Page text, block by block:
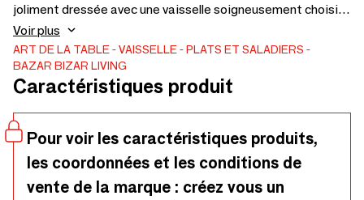
joliment dressée avec une vaisselle soigneusement choisie.
Nous aimons le design épuré et élégant de notre vaisselle
multifonction en teck. Idéale pour servir vos tapas, entrées
ou en-cas préférés. Que vous organisiez un moment
convivial ou une soirée sophistiquée, cette assiette est
qu’appétissante. Les dimensions peuvent varier d'un ou
deux centimètres car ce produit est fabriqué à la main.
Voir plus
ART DE LA TABLE VAISSELLE
PLATS ET SALADIERS
BAZAR BIZAR LIVING
Caractéristiques produit
Pour voir les caractéristiques produits,
les coordonnées et les conditions de
vente de la marque : créez vous un